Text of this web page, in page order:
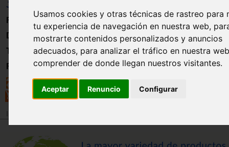
Usamos cookies y otras técnicas de rastreo para
tu experiencia de navegación en nuestra web,
mostrarte contenidos personalizados y anuncios
adecuados, para analizar el tráfico en nuestra
comprender de donde llegan nuestros visitantes.
Aceptar Renuncio Configurar
Juguetes
Formación
Directorio
Trabajo
Registro